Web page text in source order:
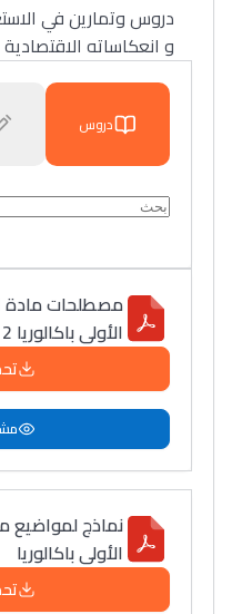
دروس وتمارين في
و انعكاساته
دروس
مصطلحات مادة
الأولى باكالوريا 2
نماذج لمواضيع
الأولى باكالوريا